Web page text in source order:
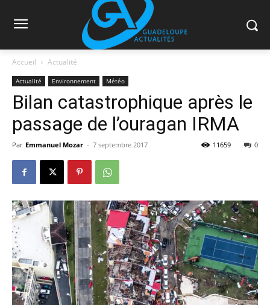
Accueil Actualité
Actualité Environnement Météo
Bilan catastrophique après le
passage de l’ouragan IRMA
Par Emmanuel Mozar - 7 septembre 2017 0
11659